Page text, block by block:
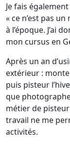
Je fais
« ce n’est pas
à l’époque. J’ai
mon cursus en
Après un an
extérieur :
puis pisteur
que
métier de
travail ne me
activités.